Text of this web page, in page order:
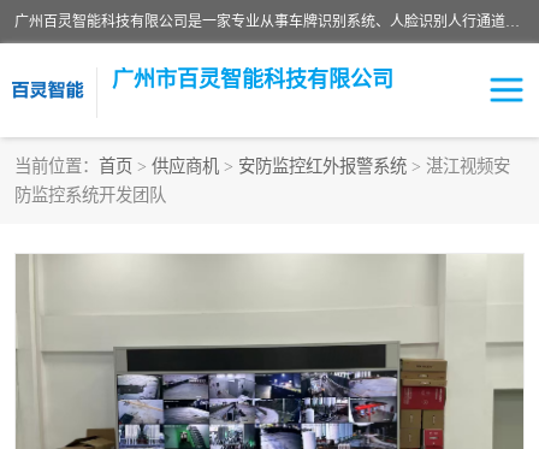
广州百灵智能科技有限公司是一家专业从事车牌识别系统、人脸识别人行通道、安防监控交通设施、停车场智能管理系统、停车场云平台、车牌识别一体机、自动道闸、通道设备、交通设施及交通划线等产品研发、生产和销售的高新技术企业。
广州市百灵智能科技有限公司
当前位置： 首页 > 供应商机 > 安防监控红外报警系统 > 湛江视频安
防监控系统开发团队
安防监控红外报警系统